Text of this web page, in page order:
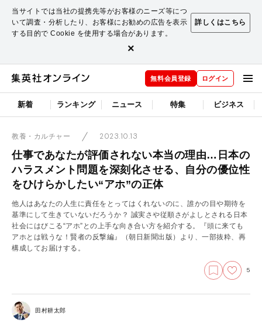
当サイトでは当社の提携先等がお客様のニーズ等につ
いて調査・分析したり、お客様にお勧めの広告を表示
する目的で Cookie を使用する場合があります。
詳しくはこちら
×
無料会員登録 ログイン
新着 ランキング ニュース 特集 ビジネス
教養・カルチャー 2023.10.13
仕事であなたが評価されない本当の理由…日本の
ハラスメント問題を深刻化させる、自分の優位性
をひけらかしたい“アホ”の正体
他人はあなたの人生に責任をとってはくれないのに、誰かの目や期待を
基準にして生きていないだろうか？ 誠実さや従順さがよしとされる日本
社会にはびこる“アホ”との上手な向き合い方を紹介する。『頭に来ても
アホとは戦うな！賢者の反撃編』（朝日新聞出版）より、一部抜粋、再
構成してお届けする。
5
田村耕太郎